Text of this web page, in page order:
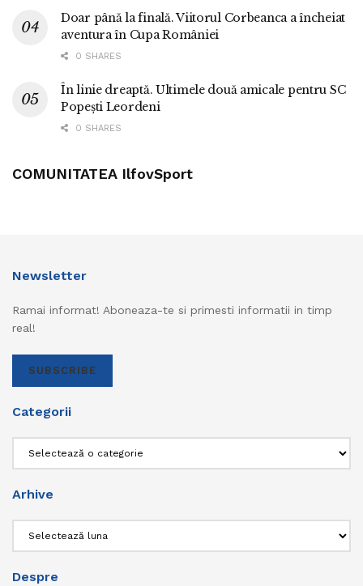
Doar până la finală. Viitorul Corbeanca a încheiat
aventura în Cupa României
0 SHARES
În linie dreaptă. Ultimele două amicale pentru SC
Popești Leordeni
0 SHARES
COMUNITATEA IlfovSport
Newsletter
Ramai informat! Aboneaza-te si primesti informatii in timp
real!
SUBSCRIBE
Categorii
Arhive
Despre